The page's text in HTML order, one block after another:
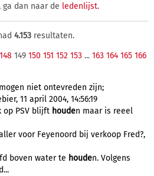
dan naar de ledenlijst.
4.153 resultaten.
148 149 150 151 152 153 ... 163 164 165 166
niet ontevreden zijn;
11 april 2004, 14:56:19
op PSV blijft houden maar is reeel
voor Feyenoord bij verkoop Fred?,
boven water te houden. Volgens